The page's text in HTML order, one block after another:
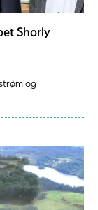
Shorly
og